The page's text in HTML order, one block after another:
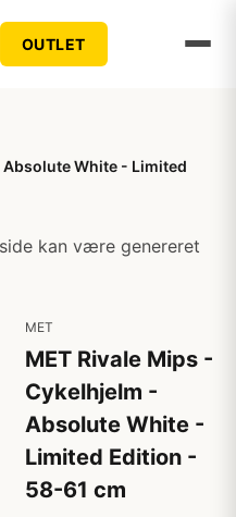
OUTLET
White - Limited
kan være genereret
MET
MET Rivale Mips -
Cykelhjelm -
Absolute White -
Limited Edition -
58-61 cm